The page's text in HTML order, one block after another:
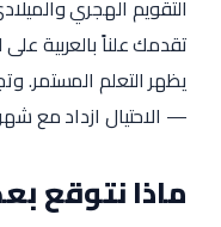
التقويم الهجري
تقدمك علناً بالعربية
يظهر التعلم المستمر.
— الاحتيال ازداد مع
ماذا نتوقع بعد